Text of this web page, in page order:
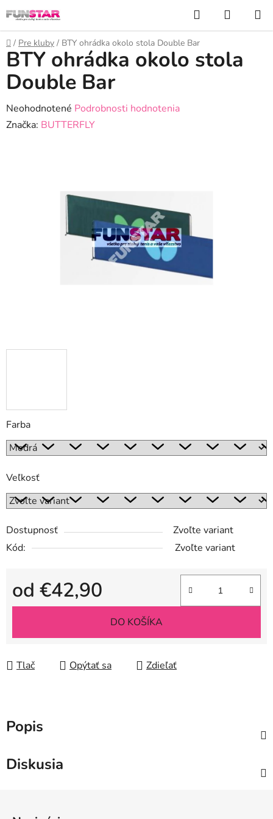
na
obsah
Hľadať
KOŠÍK
Domov
/ Pre kluby / BTY ohrádka okolo stola Double Bar
Farba
Veľkosť
Dostupnosť
Zvoľte variant
Kód:
Zvoľte variant
od €42,90
Jednotková cena:
DO KOŠÍKA
Tlač Opýtať sa Zdieľať
BTY ohrádka okolo stola
Double Bar
Priemerné
hodnotenie
Neohodnotené Podrobnosti hodnotenia
Značka: BUTTERFLY
Popis
Diskusia